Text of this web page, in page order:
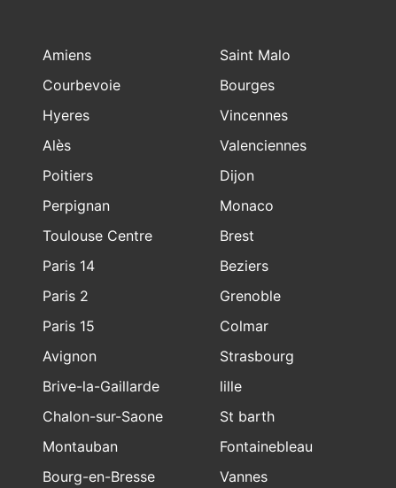
Amiens
Courbevoie
Hyeres
Alès
Poitiers
Perpignan
Toulouse Centre
Paris 14
Paris 2
Paris 15
Avignon
Saint Malo
Bourges
Vincennes
Valenciennes
Dijon
Monaco
Brest
Beziers
Grenoble
Colmar
Strasbourg
Brive-la-Gaillarde
Chalon-sur-Saone
Montauban
Bourg-en-Bresse
lille
St barth
Fontainebleau
Vannes